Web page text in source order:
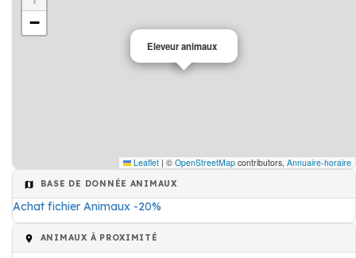
Eleveur animaux
−
Leaflet | © OpenStreetMap contributors, Annuaire-horaire
BASE DE DONNÉE ANIMAUX
Achat fichier Animaux -20%
ANIMAUX À PROXIMITÉ